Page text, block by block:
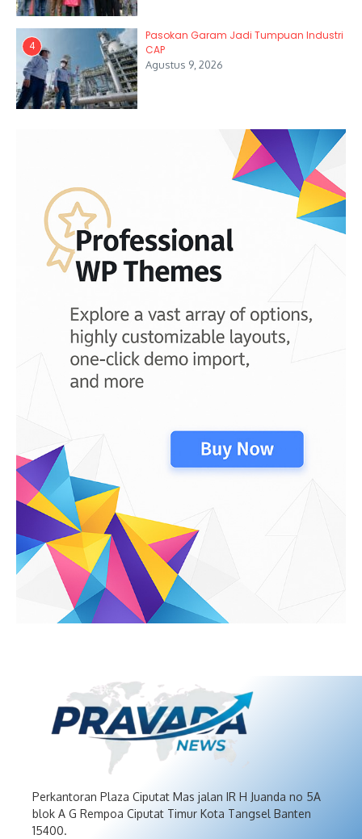
4
Pasokan Garam Jadi Tumpuan Industri
CAP
Agustus 9, 2026
Perkantoran Plaza Ciputat Mas jalan IR H Juanda no 5A
blok A G Rempoa Ciputat Timur Kota Tangsel Banten
15400.